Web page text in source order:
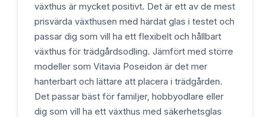
växthus är mycket positivt. Det är ett av de mest
prisvärda växthusen med härdat glas i testet och
passar dig som vill ha ett flexibelt och hållbart
växthus för trädgårdsodling. Jämfört med större
modeller som Vitavia Poseidon är det mer
hanterbart och lättare att placera i trädgården.
Det passar bäst för familjer, hobbyodlare eller
dig som vill ha ett växthus med säkerhetsglas